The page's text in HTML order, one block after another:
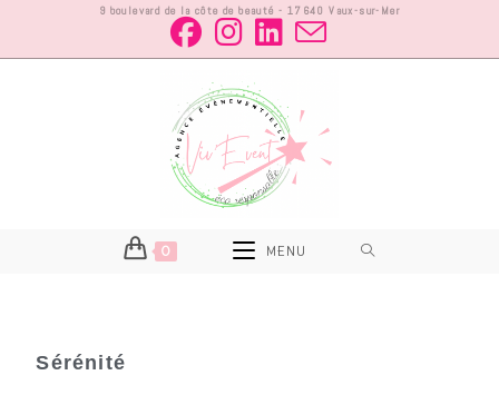
9 boulevard de la côte de beauté - 17640 Vaux-sur-Mer
0 MENU
Sérénité